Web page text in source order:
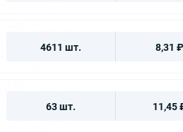
4611 шт. 8,31 ₽
63 шт. 11,45